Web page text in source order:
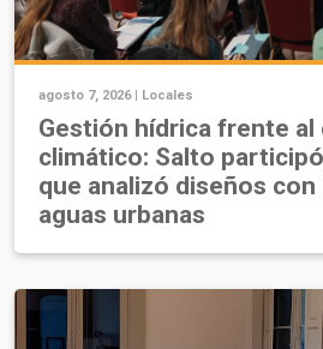
agosto 7, 2026 | Locales
Gestión hídrica frente al
climático: Salto
que analizó diseños con
aguas urbanas